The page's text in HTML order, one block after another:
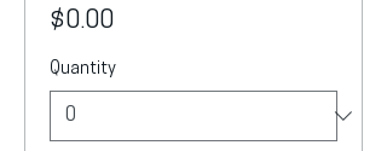
$0.00
Quantity